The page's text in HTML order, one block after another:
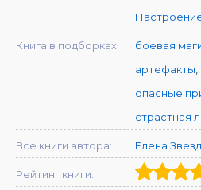
Книга в подборках: боевая
артефакты
опасные
страстная
Все книги автора: Елена
Рейтинг книги: